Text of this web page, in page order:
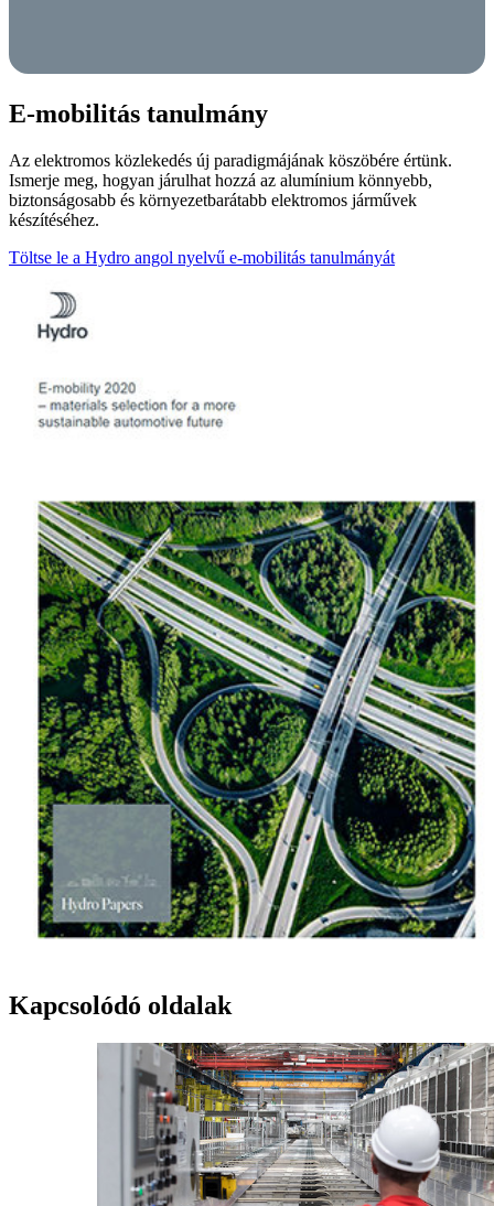
E-mobilitás tanulmány
Az elektromos közlekedés új paradigmájának köszöbére értünk.
Ismerje meg, hogyan járulhat hozzá az alumínium könnyebb,
biztonságosabb és környezetbarátabb elektromos járművek
készítéséhez.
Töltse le a Hydro angol nyelvű e-mobilitás tanulmányát
Kapcsolódó oldalak